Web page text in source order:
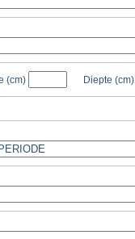
(cm) Diepte (cm)